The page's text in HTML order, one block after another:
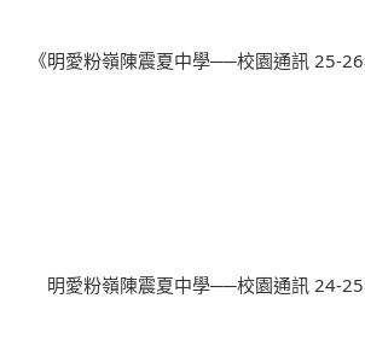
《明愛粉嶺陳震夏中學──校園通訊 25-26
明愛粉嶺陳震夏中學──校園通訊 24-